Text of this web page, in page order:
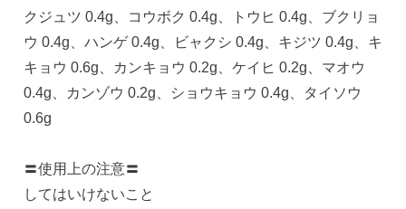
クジュツ 0.4g、コウボク 0.4g、トウヒ 0.4g、ブクリョ
ウ 0.4g、ハンゲ 0.4g、ビャクシ 0.4g、キジツ 0.4g、キ
キョウ 0.6g、カンキョウ 0.2g、ケイヒ 0.2g、マオウ
0.4g、カンゾウ 0.2g、ショウキョウ 0.4g、タイソウ
0.6g
〓使用上の注意〓
してはいけないこと